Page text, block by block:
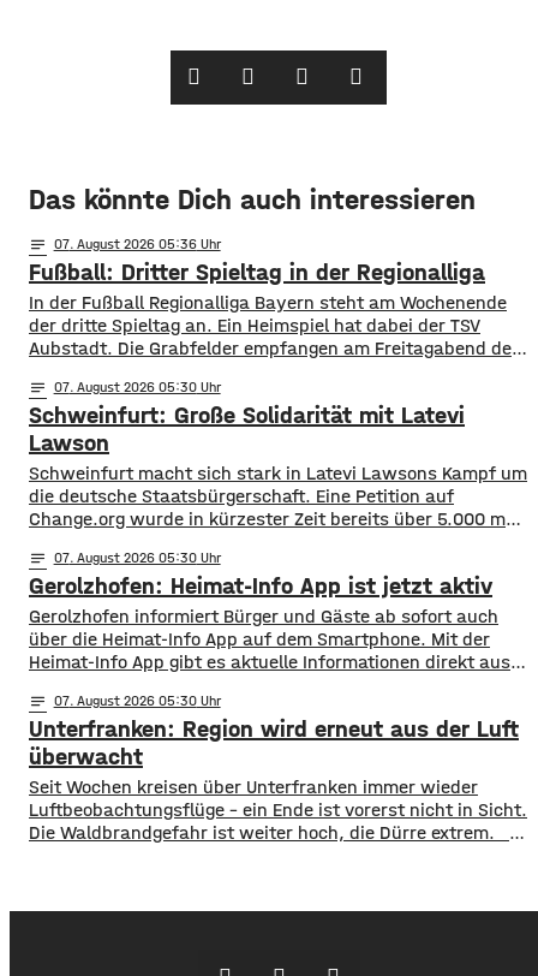
Das könnte Dich auch interessieren
notes 07. August 2026 05:36
Fußball: Dritter Spieltag in der Regionalliga
In der Fußball Regionalliga Bayern steht am Wochenende
der dritte Spieltag an. Ein Heimspiel hat dabei der TSV
Aubstadt. Die Grabfelder empfangen am Freitagabend den
Siegen aus zwei Spielen aktuell an der Tabellenspitze
stehen, hat Aubstadt erst ein Ligaspiel absolviert, dieses
aber gegen Schweinfurt gewonnen. Anpfiff ist
notes 07. August 2026 05:30
Schweinfurt: Große Solidarität mit Latevi
Lawson
Schweinfurt macht sich stark in Latevi Lawsons Kampf um
die deutsche Staatsbürgerschaft. Eine Petition auf
Change.org wurde in kürzester Zeit bereits über 5.000 mal
seit vielen Jahren in Schweinfurt. Seit über acht Jahren
betreibt er ein Restaurant, bietet Kochkurse an und
organisiert Caterings. Dennoch droht ihm gemeinsam
notes 07. August 2026 05:30
Gerolzhofen: Heimat-Info App ist jetzt aktiv
Gerolzhofen informiert Bürger und Gäste ab sofort auch
über die Heimat-Info App auf dem Smartphone. Mit der
Heimat-Info App gibt es aktuelle Informationen direkt aus
und Kultur und einen Veranstaltungskalender. Sie
informiert auch über Vereine, Straßensperrungen oder
aktuell zum Beispiel den Marktplatzumbau. Auf der
Plattform Heimat-Info sind
notes 07. August 2026 05:30
Unterfranken: Region wird erneut aus der Luft
überwacht
​​Seit Wochen kreisen über Unterfranken immer wieder
Luftbeobachtungsflüge – ein Ende ist vorerst nicht in Sicht.
Die Waldbrandgefahr ist weiter hoch, die Dürre extrem. ​